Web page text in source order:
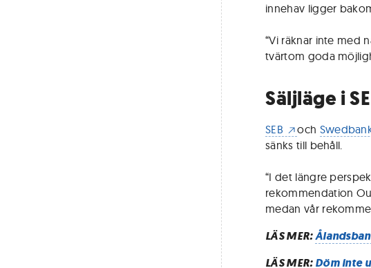
innehav ligger
“Vi räknar inte med
tvärtom goda
Säljläge i
SEB och
sänks till behåll.
“I det längre
rekommendation
medan vår
LÄS MER:
LÄS MER:Döm inte